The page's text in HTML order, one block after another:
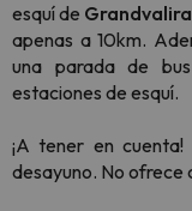
esquí de Grandvalira
apenas a 10km.
una parada de
estaciones de esquí.
¡A tener en
desayuno. No ofrece